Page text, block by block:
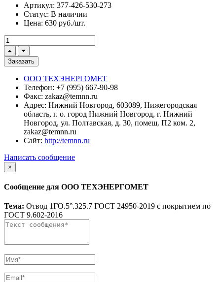
Артикул: 377-426-530-273
Статус: В наличии
Цена: 630 руб./шт.
Заказать
ООО ТЕХЭНЕРГОМЕТ
Телефон: +7 (995) 667-90-98
Факс: zakaz@temnn.ru
Адрес: Нижний Новгород, 603089, Нижегородская
область, г. о. город Нижний Новгород, г. Нижний
Новгород, ул. Полтавская, д. 30, помещ. П2 ком. 2,
zakaz@temnn.ru
Сайт: http://temnn.ru
Написать сообщение
×
Сообщение для ООО ТЕХЭНЕРГОМЕТ
Тема: Отвод 1ГО.5°.325.7 ГОСТ 24950-2019 с покрытием по
ГОСТ 9.602-2016